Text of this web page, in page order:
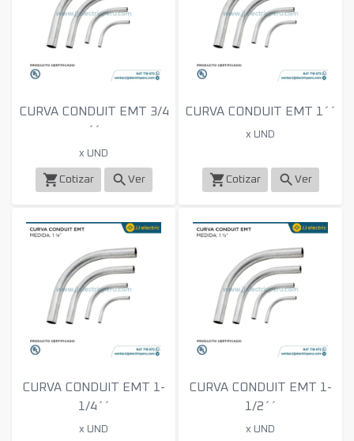
CURVA CONDUIT EMT 3/4
´´
x UND
shopping_cart Cotizar search Ver
CURVA CONDUIT EMT 1´´
x UND
shopping_cart Cotizar search Ver
CURVA CONDUIT EMT 1-
1/4´´
x UND
CURVA CONDUIT EMT 1-
1/2´´
x UND